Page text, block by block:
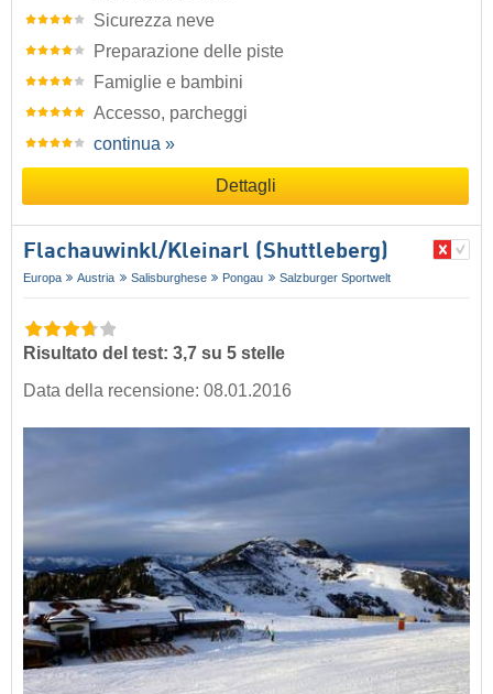
Sicurezza neve
Preparazione delle piste
Famiglie e bambini
Accesso, parcheggi
continua »
Dettagli
Flachauwinkl/​Kleinarl (Shuttleberg)
Europa Austria Salisburghese Pongau Salzburger Sportwelt
Risultato del test: 3,7 su 5 stelle
Data della recensione: 08.01.2016